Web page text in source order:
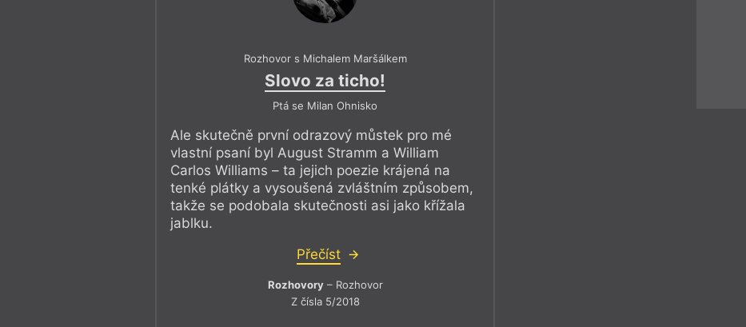
Rozhovor s Michalem Maršálkem
Slovo za ticho!
Ptá se Milan Ohnisko
Ale skutečně první odrazový můstek pro mé
vlastní psaní byl August Stramm a William
Carlos Williams – ta jejich poezie krájená na
tenké plátky a vysoušená zvláštním způsobem,
takže se podobala skutečnosti asi jako křížala
jablku.
Přečíst
Rozhovory– Rozhovor
Z čísla 5/2018